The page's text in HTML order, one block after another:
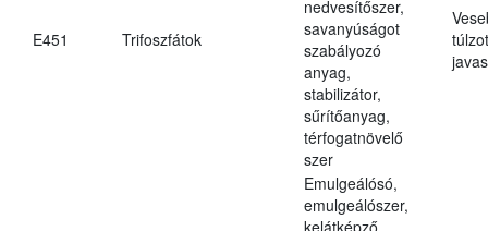
E451 Trifoszfátok
nedvesítőszer,
savanyúságot
szabályozó
anyag,
stabilizátor,
sűrítőanyag,
térfogatnövelő
szer
Emulgeálósó,
emulgeálószer,
kelátképző